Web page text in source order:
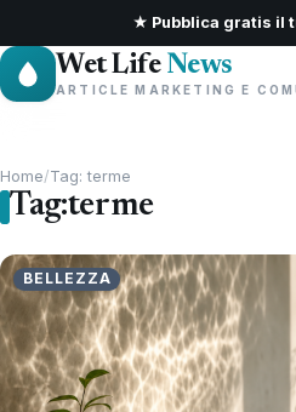
★ Pubblica gratis il
Wet Life News
ARTICLE MARKETING E
Home/Tag: terme
Tag:terme
BELLEZZA